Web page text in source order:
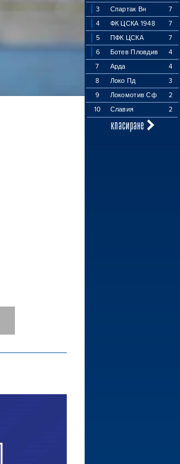
3
Спартак Вн
7
4
ФК ЦСКА 1948
7
5
ПФК ЦСКА
7
6
Ботев Пловдив
4
7
Арда
4
8
Локо Пд
3
9
Локомотив Сф
2
10
Славия 2
класиране